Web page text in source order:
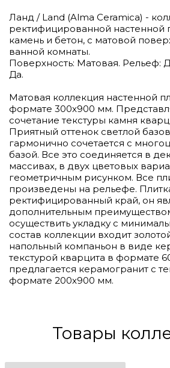
Ланд / Land (Alma Ceramica) -
ректифицированной настенной
камень и бетон, с матовой
ванной комнаты.
Поверхность: Матовая. Рельеф:
Да.
Матовая коллекция настенной
формате 300x900 мм.
сочетание текстуры камня
Приятный оттенок светлой
гармонично сочетается с
базой. Все это соединяется в
массивах, в двух цветовых
геометричным рисунком. Все
произведены на рельефе.
ректифицированный край, он
дополнительным
осуществить укладку с
состав коллекции входит
напольный компаньон в виде
текстурой кварцита в формате
предлагается керамогранит с
формате 200x900 мм.
Товары